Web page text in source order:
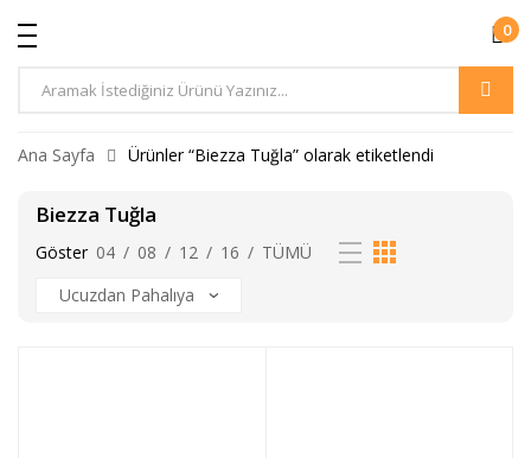
0
Ürün
Ana Sayfa Ürünler “Biezza Tuğla” olarak etiketlendi
Biezza Tuğla
Göster 04 / 08 / 12 / 16 / TÜMÜ